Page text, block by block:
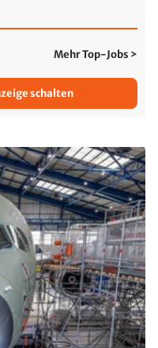
Mehr Top-Jobs >
schalten